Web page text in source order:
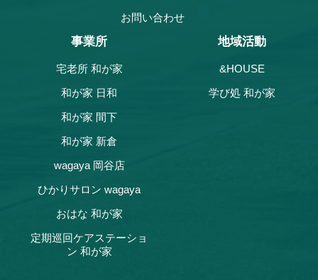
お問い合わせ
事業所
宅老所 和が家
和が家 日和
和が家 間下
和が家 新倉
wagaya 岡谷店
ひかりサロン wagaya
おはな 和が家
定期巡回ケアステーショ
ン 和が家
地域活動
&HOUSE
学び処 和が家